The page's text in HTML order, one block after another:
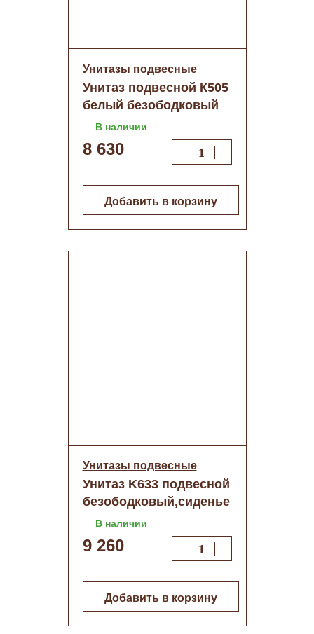
Унитазы подвесные
Унитаз подвесной К505
белый безободковый
сиденье ДП
В наличии
8 630
Добавить в корзину
Унитазы подвесные
Унитаз K633 подвесной
безободковый,сиденье
тонкое ДП
В наличии
9 260
Добавить в корзину